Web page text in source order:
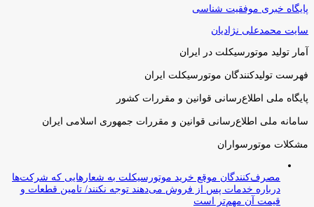
پایگاه خبری موفقیت شناسی
سایت محمدعلی نژادیان
آمار تولید موتورسیکلت در ایران
فهرست تولیدکنندگان موتورسیکلت ایران
پایگاه ملی اطلاع‌رسانی قوانین و مقررات کشور
سامانه ملی اطلاع‌رسانی قوانین و مقررات جمهوری اسلامی ایران
مشکلات موتورسواران
مصرف‌کنندگان موقع خرید موتورسیکلت به شعارهایی که شرکت‌ها
درباره خدمات پس از فروش می‌دهند توجه نکنند/ تامین قطعات و
قیمت آن مهم‌تر است